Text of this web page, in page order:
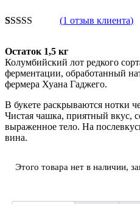
основе
опроса
пользователя
(1 отзыв клиента)
Остаток 1,5 кг
Колумбийский лот редкого
ферментации, обработанный
фермера Хуана Гаджего.
В букете раскрываются нотки
Чистая чашка, приятный вкус,
выраженное тело. На
вина.
Этого товара нет в наличии,